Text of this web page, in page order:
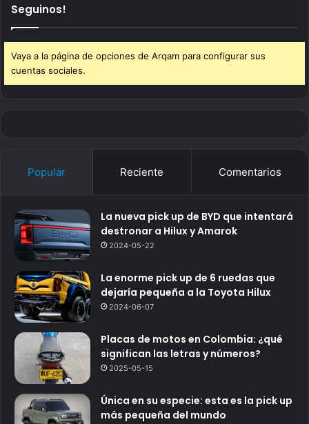
Seguinos!
Vaya a la página de opciones de Arqam para configurar sus
cuentas sociales.
Popular Reciente Comentarios
La nueva pick up de BYD que intentará
destronar a Hilux y Amarok
2024-05-22
La enorme pick up de 6 ruedas que
dejaría pequeña a la Toyota Hilux
2024-06-07
Placas de motos en Colombia: ¿qué
significan las letras y números?
2025-05-15
Única en su especie: esta es la pick up
más pequeña del mundo